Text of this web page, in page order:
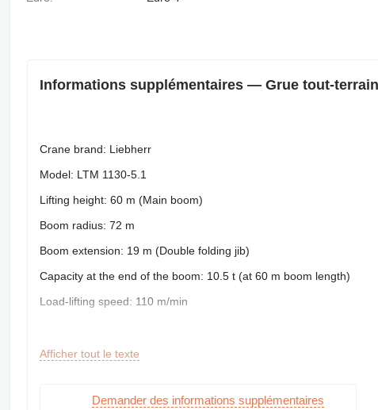
Informations supplémentaires — Grue tout-terrain
Crane brand: Liebherr
Model: LTM 1130-5.1
Lifting height: 60 m (Main boom)
Boom radius: 72 m
Boom extension: 19 m (Double folding jib)
Capacity at the end of the boom: 10.5 t (at 60 m boom length)
Load-lifting speed: 110 m/min
Counterweight: 42,000 kg (Max)
Overall dimensions: 14,805 mm x 2,750 mm x 4,000 mm
Afficher tout le texte
Demander des informations supplémentaires